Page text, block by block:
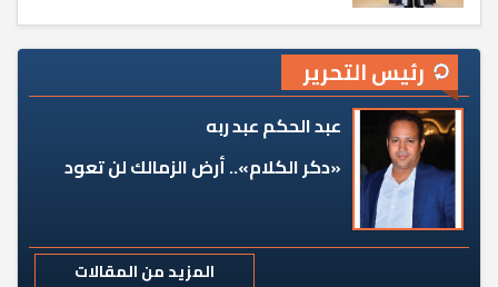
رئيس التحرير
عبد الحكم عبد ربه
«دكر الكلام».. أرض الزمالك لن تعود
المزيد من المقالات